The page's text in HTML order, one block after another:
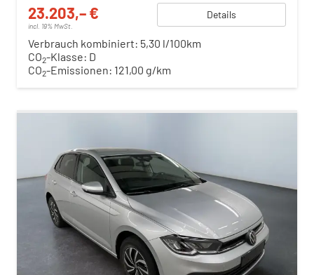
23.203,– €
incl. 19% MwSt.
Details
Verbrauch kombiniert: 5,30 l/100km
CO2-Klasse: D
CO2-Emissionen: 121,00 g/km